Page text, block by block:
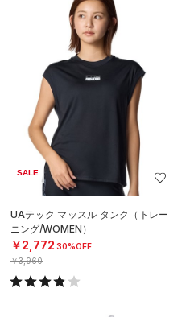
SALE
UAテック マッスル タンク（トレー
ニング/WOMEN）
￥2,772 30%OFF
￥3,960